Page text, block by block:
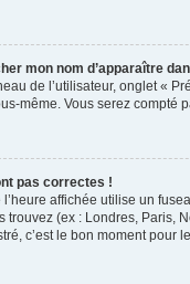
mon nom d’apparaître
de l’utilisateur, onglet «
même. Vous serez compté
pas correctes !
l’heure affichée utilise un
trouvez (ex : Londres, Paris,
c’est le bon moment pour